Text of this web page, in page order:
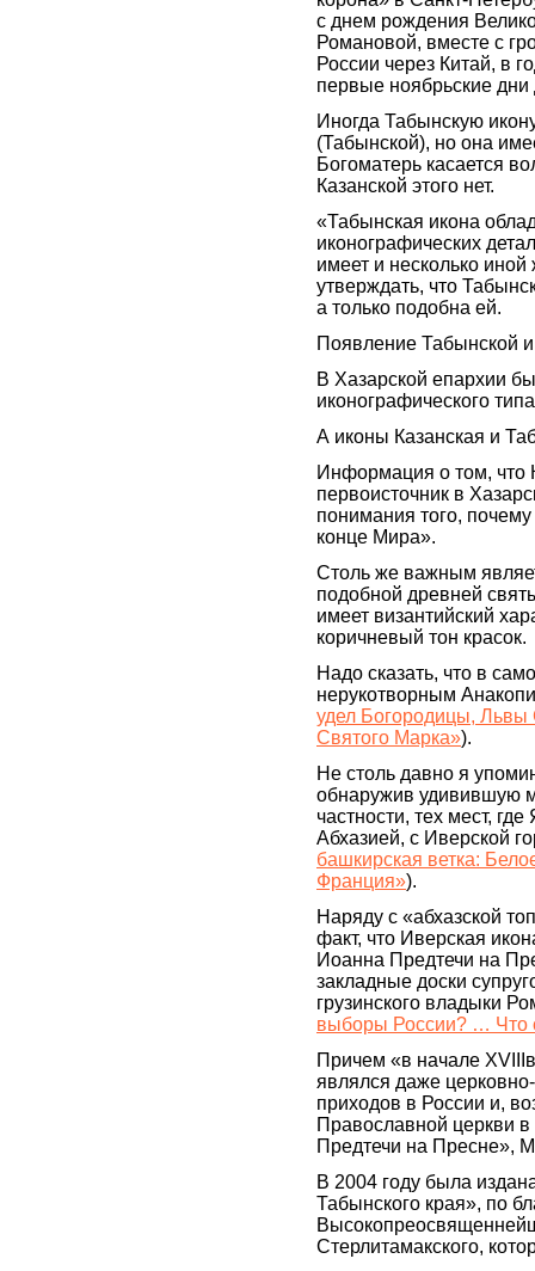
с днем рождения
Романовой, вместе с
России через Китай, в
первые ноябрьские
Иногда Табынскую
(Табынской), но она
Богоматерь касается
Казанской этого нет.
«Табынская икона
иконографических
имеет и несколько
утверждать, что
а только подобна ей.
Появление Табынской
В Хазарской епархии
иконографического
А иконы Казанская и
Информация о том, что
первоисточник в
понимания того,
конце Мира».
Столь же важным
подобной древней
имеет византийский
коричневый тон красок.
Надо сказать, что в
нерукотворным
удел Богородицы, Львы
Святого Марка»).
Не столь давно я
обнаружив удивившую
частности, тех мест,
Абхазией, с Иверской
башкирская ветка:
Франция»).
Наряду с «абхазской
факт, что Иверская
Иоанна Предтечи на
закладные доски
грузинского владыки
выборы России? … Что
Причем «в начале
являлся даже
приходов в России и,
Православной церкви
Предтечи на Пресне»,
В 2004 году была
Табынского края», по
Стерлитамакского,